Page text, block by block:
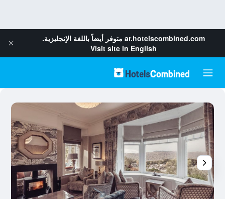
ar.hotelscombined.com متوفر أيضاً باللغة الإنجليزية.
Visit site in English